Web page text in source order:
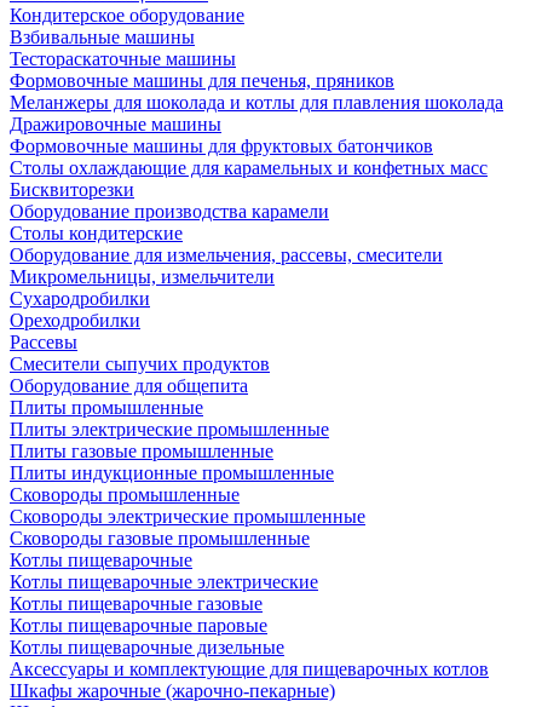
Кондитерское оборудование
Взбивальные машины
Тестораскаточные машины
Формовочные машины для печенья, пряников
Меланжеры для шоколада и котлы для плавления шоколада
Дражировочные машины
Формовочные машины для фруктовых батончиков
Столы охлаждающие для карамельных и конфетных масс
Бисквиторезки
Оборудование производства карамели
Столы кондитерские
Оборудование для измельчения, рассевы, смесители
Микромельницы, измельчители
Сухародробилки
Ореходробилки
Рассевы
Смесители сыпучих продуктов
Оборудование для общепита
Плиты промышленные
Плиты электрические промышленные
Плиты газовые промышленные
Плиты индукционные промышленные
Сковороды промышленные
Сковороды электрические промышленные
Сковороды газовые промышленные
Котлы пищеварочные
Котлы пищеварочные электрические
Котлы пищеварочные газовые
Котлы пищеварочные паровые
Котлы пищеварочные дизельные
Аксессуары и комплектующие для пищеварочных котлов
Шкафы жарочные (жарочно-пекарные)